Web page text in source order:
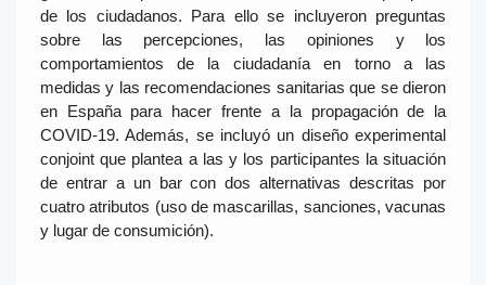
de los ciudadanos. Para ello se incluyeron preguntas
sobre las percepciones, las opiniones y los
comportamientos de la ciudadanía en torno a las
medidas y las recomendaciones sanitarias que se dieron
en España para hacer frente a la propagación de la
COVID-19. Además, se incluyó un diseño experimental
conjoint que plantea a las y los participantes la situación
de entrar a un bar con dos alternativas descritas por
cuatro atributos (uso de mascarillas, sanciones, vacunas
y lugar de consumición).